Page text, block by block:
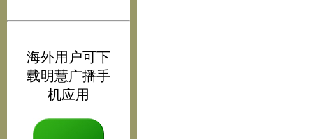
海外用户可下
载明慧广播手
机应用